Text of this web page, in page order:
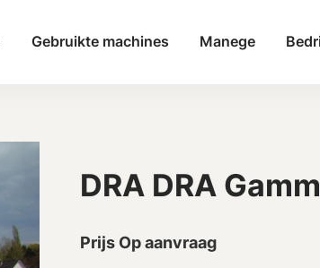
Gebruikte machines Manege
DRA DRA
Prijs Op aanvraag